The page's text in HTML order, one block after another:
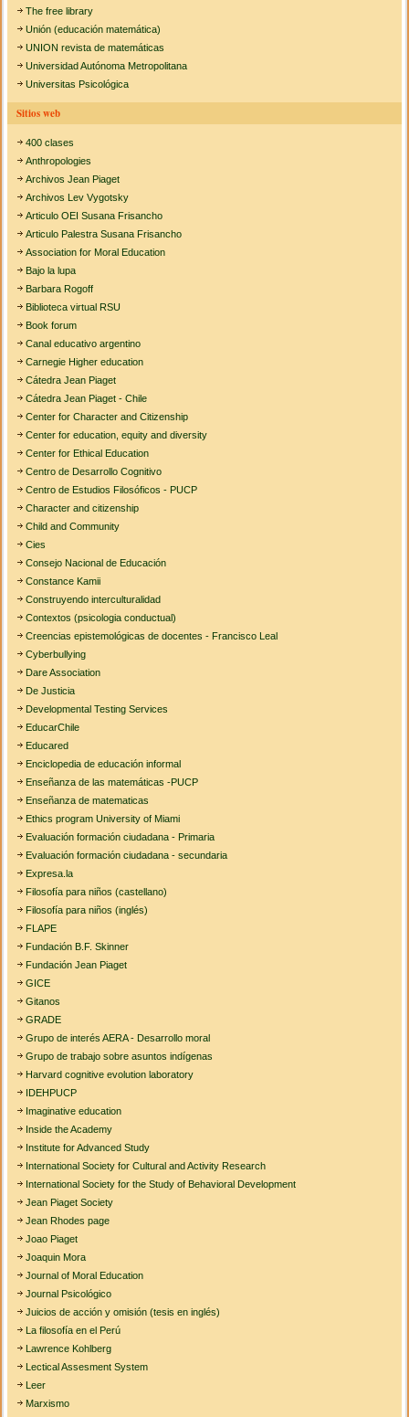
The free library
Unión (educación matemática)
UNION revista de matemáticas
Universidad Autónoma Metropolitana
Universitas Psicológica
Sitios web
400 clases
Anthropologies
Archivos Jean Piaget
Archivos Lev Vygotsky
Articulo OEI Susana Frisancho
Articulo Palestra Susana Frisancho
Association for Moral Education
Bajo la lupa
Barbara Rogoff
Biblioteca virtual RSU
Book forum
Canal educativo argentino
Carnegie Higher education
Cátedra Jean Piaget
Cátedra Jean Piaget - Chile
Center for Character and Citizenship
Center for education, equity and diversity
Center for Ethical Education
Centro de Desarrollo Cognitivo
Centro de Estudios Filosóficos - PUCP
Character and citizenship
Child and Community
Cies
Consejo Nacional de Educación
Constance Kamii
Construyendo interculturalidad
Contextos (psicologia conductual)
Creencias epistemológicas de docentes - Francisco Leal
Cyberbullying
Dare Association
De Justicia
Developmental Testing Services
EducarChile
Educared
Enciclopedia de educación informal
Enseñanza de las matemáticas -PUCP
Enseñanza de matematicas
Ethics program University of Miami
Evaluación formación ciudadana - Primaria
Evaluación formación ciudadana - secundaria
Expresa.la
Filosofía para niños (castellano)
Filosofía para niños (inglés)
FLAPE
Fundación B.F. Skinner
Fundación Jean Piaget
GICE
Gitanos
GRADE
Grupo de interés AERA - Desarrollo moral
Grupo de trabajo sobre asuntos indígenas
Harvard cognitive evolution laboratory
IDEHPUCP
Imaginative education
Inside the Academy
Institute for Advanced Study
International Society for Cultural and Activity Research
International Society for the Study of Behavioral Development
Jean Piaget Society
Jean Rhodes page
Joao Piaget
Joaquin Mora
Journal of Moral Education
Journal Psicológico
Juicios de acción y omisión (tesis en inglés)
La filosofía en el Perú
Lawrence Kohlberg
Lectical Assesment System
Leer
Marxismo